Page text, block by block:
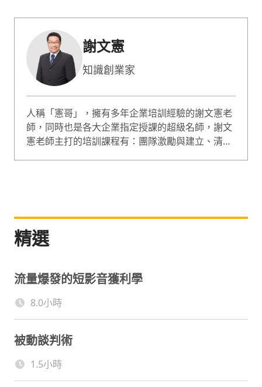
謝文憲
知識創業家
人稱「憲哥」，擁有多年企業培訓經驗的謝文憲老
師，同時也是各大企業指定授課的超級名師，謝文
憲老師主打的培訓課程有：團隊激勵與建立、清晰
聽、看、說與感覺的體驗式學習，課程內容與現場
淺出的案例分享，讓學員感動體會且落實執行。
精選
流量爆發的短影音獲利學
8.0小時
被動談判術
1.5小時